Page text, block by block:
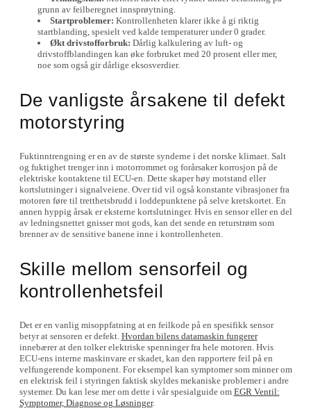
grunn av feilberegnet innsprøytning.
Startproblemer: Kontrollenheten klarer ikke å gi riktig
startblanding, spesielt ved kalde temperaturer under 0 grader.
Økt drivstofforbruk: Dårlig kalkulering av luft- og
drivstoffblandingen kan øke forbruket med 20 prosent eller mer,
noe som også gir dårlige eksosverdier.
De vanligste årsakene til defekt
motorstyring
Fuktinntrengning er en av de største synderne i det norske klimaet. Salt
og fuktighet trenger inn i motorrommet og forårsaker korrosjon på de
elektriske kontaktene til ECU-en. Dette skaper høy motstand eller
kortslutninger i signalveiene. Over tid vil også konstante vibrasjoner fra
motoren føre til tretthetsbrudd i loddepunktene på selve kretskortet. En
annen hyppig årsak er eksterne kortslutninger. Hvis en sensor eller en del
av ledningsnettet gnisser mot gods, kan det sende en returstrøm som
brenner av de sensitive banene inne i kontrollenheten.
Skille mellom sensorfeil og
kontrollenhetsfeil
Det er en vanlig misoppfatning at en feilkode på en spesifikk sensor
betyr at sensoren er defekt. Hvordan bilens datamaskin fungerer
innebærer at den tolker elektriske spenninger fra hele motoren. Hvis
ECU-ens interne maskinvare er skadet, kan den rapportere feil på en
velfungerende komponent. For eksempel kan symptomer som minner om
en elektrisk feil i styringen faktisk skyldes mekaniske problemer i andre
systemer. Du kan lese mer om dette i vår spesialguide om EGR Ventil:
Symptomer, Diagnose og Løsninger.